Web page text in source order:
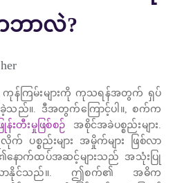
ဘာလဲ?
ကုန်ကြမ်းများကို ကုသရန်အတွက် ရှပ်
သည်။. ဒီအတွက်ကြောင့်ပါ။, စက်က
ြုန်းတီးမှုဖြစ်စဉ် အစိုင်အခဲပစ္စည်းများ.
စ္စည်းများ အမှိုက်များ ဖြစ်လာ
ောက်ထပ်အဆင့်များသည် အသုံးပြု
လာနိုင်သည်။. ဤစက်၏ အဓိက